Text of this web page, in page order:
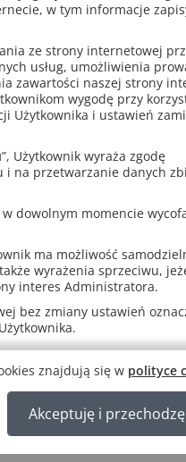
.
po zalogowaniu się na
programu
GWO
tylko zweryfikowani
do nas formularz
Cena po rabacie
w tym informacje
ze strony internetowej
usług, umożliwienia
zawartości naszej strony
wygodę przy
Użytkownika i ustawień
”, Użytkownik wyraża zgodę
na przetwarzanie danych
dowolnym momencie
ma możliwość
wyrażenia sprzeciwu,
interes Administratora.
bez zmiany ustawień
znajdują się w polityce
Akceptuję i